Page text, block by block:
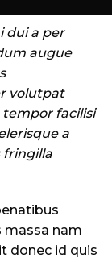
dui a per
augue
volutpat
facilisi
a
fringilla
massa nam
donec id quis